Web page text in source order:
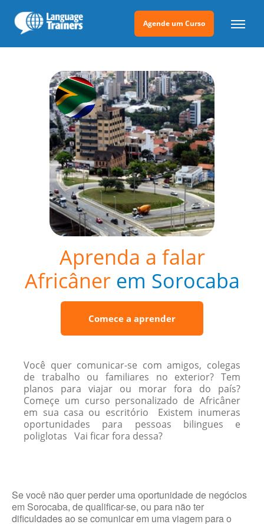
Agende um Curso
Aprenda a falar
Africânerem Sorocaba
Comece a aprender
Você quer comunicar-se com amigos, colegas
de trabalho ou familiares no exterior? Tem
planos para viajar ou morar fora do país?
Começe um curso personalizado de Africâner
em sua casa ou escritório Existem inumeras
oportunidades para pessoas bilingues e
poliglotas Vai ficar fora dessa?
Se você não quer perder uma oportunidade de negócios
em Sorocaba, de qualificar-se, ou para não ter
dificuldades ao se comunicar em uma viagem para o